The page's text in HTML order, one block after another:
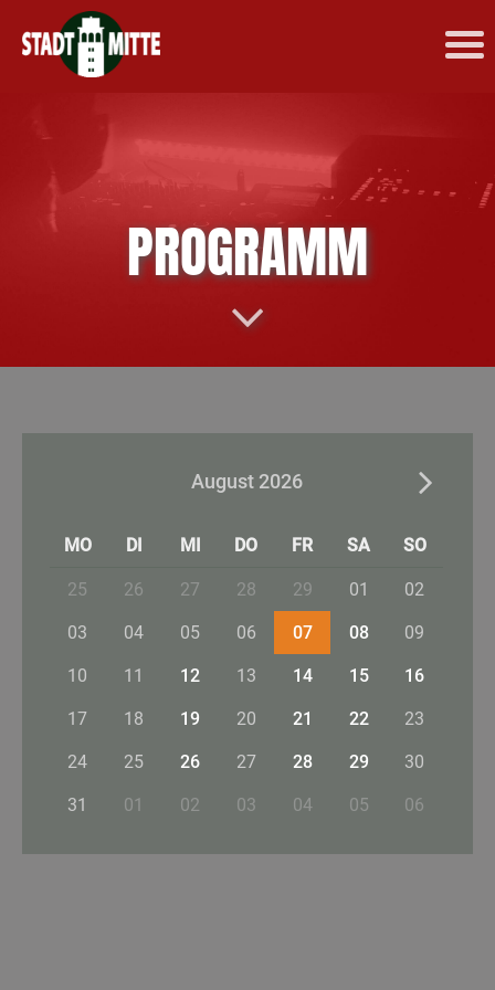
PROGRAMM
August 2026
MO DI MI DO FR SA SO
25 26 27 28 29 01 02
03 04 05 06 07 08 09
10 11 12 13 14 15 16
17 18 19 20 21 22 23
24 25 26 27 28 29 30
31 01 02 03 04 05 06